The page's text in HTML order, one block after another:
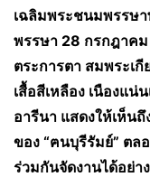
เฉลิมพระชนมพรรษา
พรรษา 28 กรกฎาค
ตระการตา สมพระเ
เสื้อสีเหลือง เนืองแ
อารีนา แสดงให้เห็น
ของ “ฅนบุรีรัมย์” ต
ร่วมกันจัดงานได้อย่า